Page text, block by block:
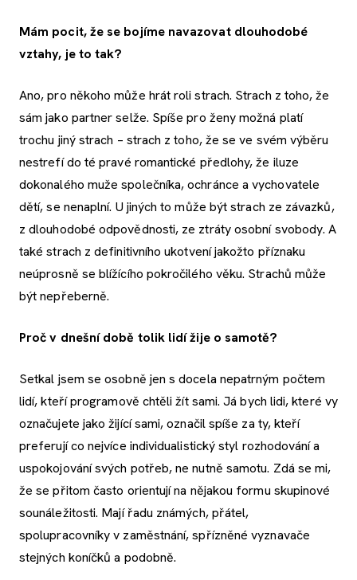
Mám pocit, že se bojíme navazovat dlouhodobé
vztahy, je to tak?
Ano, pro někoho může hrát roli strach. Strach z toho, že
sám jako partner selže. Spíše pro ženy možná platí
trochu jiný strach – strach z toho, že se ve svém výběru
nestrefí do té pravé romantické předlohy, že iluze
dokonalého muže společníka, ochránce a vychovatele
dětí, se nenaplní. U jiných to může být strach ze závazků,
z dlouhodobé odpovědnosti, ze ztráty osobní svobody. A
také strach z definitivního ukotvení jakožto příznaku
neúprosně se blížícího pokročilého věku. Strachů může
být nepřeberně.
Proč v dnešní době tolik lidí žije o samotě?
Setkal jsem se osobně jen s docela nepatrným počtem
lidí, kteří programově chtěli žít sami. Já bych lidi, které vy
označujete jako žijící sami, označil spíše za ty, kteří
preferují co nejvíce individualistický styl rozhodování a
uspokojování svých potřeb, ne nutně samotu. Zdá se mi,
že se přitom často orientují na nějakou formu skupinové
sounáležitosti. Mají řadu známých, přátel,
spolupracovníky v zaměstnání, spřízněné vyznavače
stejných koníčků a podobně.